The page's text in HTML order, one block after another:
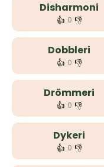
Disharmoni
👍 0 👎
Dobbleri
👍 0 👎
Drömmeri
👍 0 👎
Dykeri
👍 0 👎